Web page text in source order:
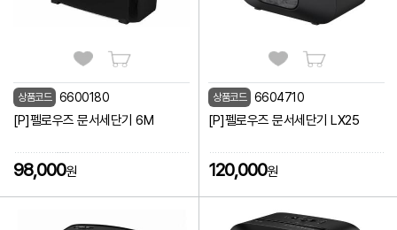
상품코드 6600180
[P]펠로우즈 문서세단기 6M
98,000원
상품코드 6604710
[P]펠로우즈 문서세단기 LX25
120,000원